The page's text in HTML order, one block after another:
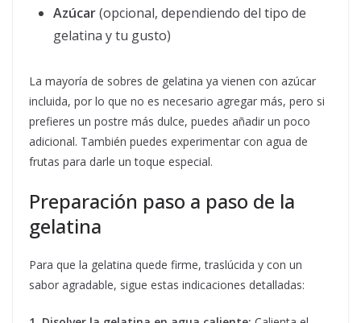
Azúcar(opcional, dependiendo del tipo de
gelatina y tu gusto)
La mayoría de sobres de gelatina ya vienen con azúcar
incluida, por lo que no es necesario agregar más, pero si
prefieres un postre más dulce, puedes añadir un poco
adicional. También puedes experimentar con agua de
frutas para darle un toque especial.
Preparación paso a paso de la
gelatina
Para que la gelatina quede firme, traslúcida y con un
sabor agradable, sigue estas indicaciones detalladas: